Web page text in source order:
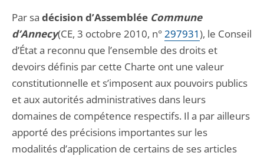
Par sa décision d’Assemblée Commune
d’Annecy(CE, 3 octobre 2010, n°297931), le Conseil
d’État a reconnu que l’ensemble des droits et
devoirs définis par cette Charte ont une valeur
constitutionnelle et s’imposent aux pouvoirs publics
et aux autorités administratives dans leurs
domaines de compétence respectifs. Il a par ailleurs
apporté des précisions importantes sur les
modalités d’application de certains de ses articles